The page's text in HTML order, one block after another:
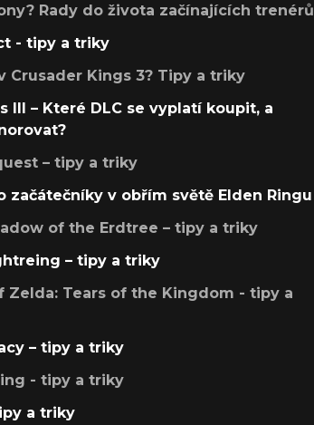
Rady do života začínajících trenérů
- tipy a triky
Crusader Kings 3? Tipy a triky
III – Které DLC se vyplatí koupit, a
– tipy a triky
začátečníky v obřím světě Elden Ringu
of the Erdtree – tipy a triky
– tipy a triky
Zelda: Tears of the Kingdom - tipy a
– tipy a triky
- tipy a triky
a triky